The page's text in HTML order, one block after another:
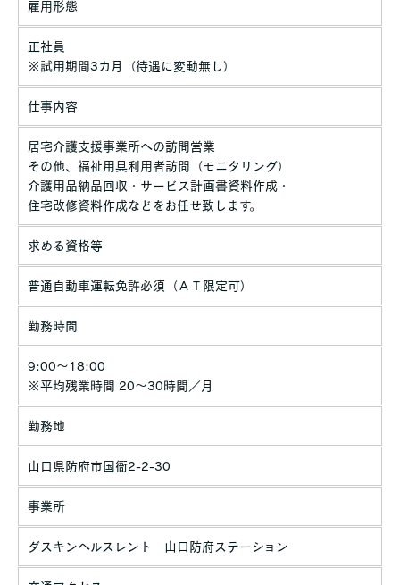
雇用形態
正社員
※試用期間3カ月（待遇に変動無し）
仕事内容
居宅介護支援事業所への訪問営業
その他、福祉用具利用者訪問（モニタリング）
介護用品納品回収・サービス計画書資料作成・
住宅改修資料作成などをお任せ致します。
求める資格等
普通自動車運転免許必須（ＡＴ限定可）
勤務時間
9:00～18:00
※平均残業時間 20～30時間／月
勤務地
山口県防府市国衙2-2-30
事業所
ダスキンヘルスレント 山口防府ステーション